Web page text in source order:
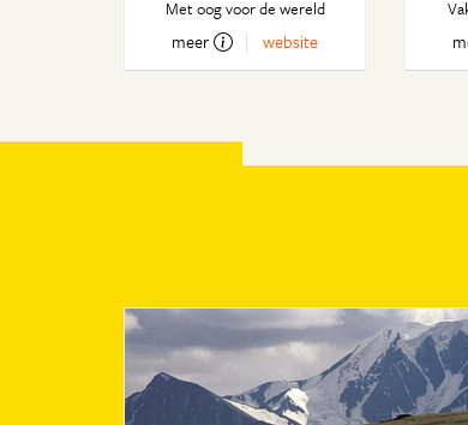
Met oog voor de wereld
meer website